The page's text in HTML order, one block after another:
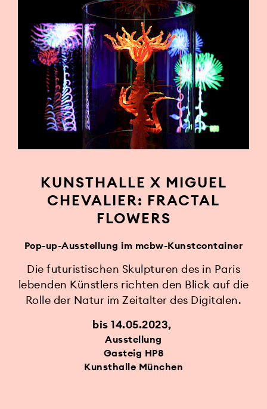
KUNSTHALLE X MIGUEL
CHEVALIER: FRACTAL
FLOWERS
Pop-up-Ausstellung im mcbw-Kunstcontainer
Die futuristischen Skulpturen des in Paris
lebenden Künstlers richten den Blick auf die
Rolle der Natur im Zeitalter des Digitalen.
bis 14.05.2023
Ausstellung
Gasteig HP8
Kunsthalle München